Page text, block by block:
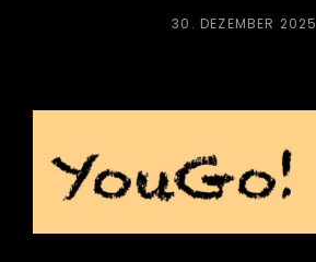
POSTED
30. DEZEMBER 2025